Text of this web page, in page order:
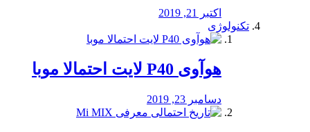
اکتبر 21, 2019
تکنولوژی
هوآوی P40 لایت احتمالا موبا
دسامبر 23, 2019